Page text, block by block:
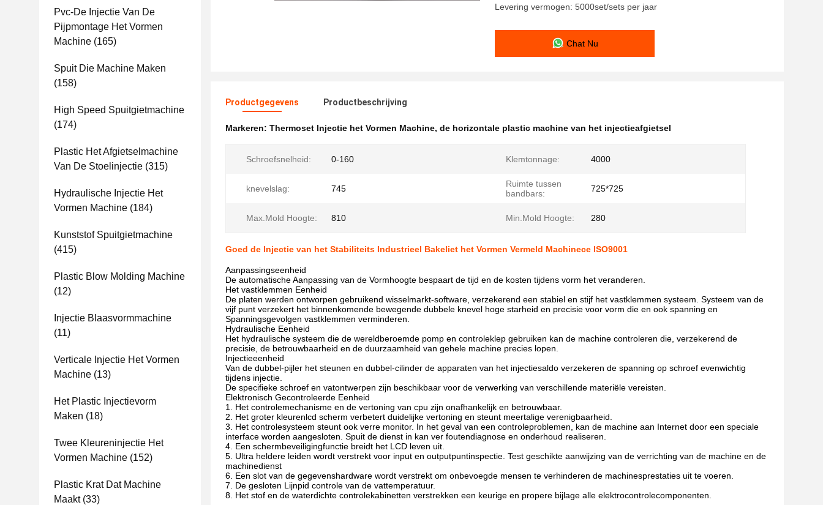
Pvc-De Injectie Van De
Pijpmontage Het Vormen
Machine (165)
Spuit Die Machine Maken
(158)
High Speed ​​spuitgietmachine
(174)
Plastic Het Afgietselmachine
Van De Stoelinjectie (315)
Hydraulische Injectie Het
Vormen Machine (184)
Kunststof Spuitgietmachine
(415)
Plastic Blow Molding Machine
(12)
Injectie Blaasvormmachine
(11)
Verticale Injectie Het Vormen
Machine (13)
Het Plastic Injectievorm
Maken (18)
Twee Kleureninjectie Het
Vormen Machine (152)
Plastic Krat Dat Machine
Maakt(33)
Levering vermogen: 5000set/sets per jaar
Chat Nu
Productgegevens Productbeschrijving
Markeren: Thermoset Injectie het Vormen Machine, de horizontale plastic machine van het injectieafgietsel
Schroefsnelheid: 0-160 Klemtonnage: 4000
knevelslag: 745
Ruimte tussen
bandbars:
725*725
Max.Mold Hoogte: 810 Min.Mold Hoogte: 280
Goed de Injectie van het Stabiliteits Industrieel Bakeliet het Vormen Vermeld Machinece ISO9001
Aanpassingseenheid
De automatische Aanpassing van de Vormhoogte bespaart de tijd en de kosten tijdens vorm het veranderen.
Het vastklemmen Eenheid
De platen werden ontworpen gebruikend wisselmarkt-software, verzekerend een stabiel en stijf het vastklemmen systeem. Systeem van de
vijf punt verzekert het binnenkomende bewegende dubbele knevel hoge starheid en precisie voor vorm die en ook spanning en
Spanningsgevolgen vastklemmen verminderen.
Hydraulische Eenheid
Het hydraulische systeem die de wereldberoemde pomp en controleklep gebruiken kan de machine controleren die, verzekerend de
precisie, de betrouwbaarheid en de duurzaamheid van gehele machine precies lopen.
Injectieeenheid
Van de dubbel-pijler het steunen en dubbel-cilinder de apparaten van het injectiesaldo verzekeren de spanning op schroef evenwichtig
tijdens injectie.
De specifieke schroef en vatontwerpen zijn beschikbaar voor de verwerking van verschillende materiële vereisten.
Elektronisch Gecontroleerde Eenheid
1. Het controlemechanisme en de vertoning van cpu zijn onafhankelijk en betrouwbaar.
2. Het groter kleurenlcd scherm verbetert duidelijke vertoning en steunt meertalige verenigbaarheid.
3. Het controlesysteem steunt ook verre monitor. In het geval van een controleproblemen, kan de machine aan Internet door een speciale
interface worden aangesloten. Spuit de dienst in kan ver foutendiagnose en onderhoud realiseren.
4. Een schermbeveiligingfunctie breidt het LCD leven uit.
5. Ultra heldere leiden wordt verstrekt voor input en outputpuntinspectie. Test geschikte aanwijzing van de verrichting van de machine en de
machinedienst
6. Een slot van de gegevenshardware wordt verstrekt om onbevoegde mensen te verhinderen de machinesprestaties uit te voeren.
7. De gesloten Lijnpid controle van de vattemperatuur.
8. Het stof en de waterdichte controlekabinetten verstrekken een keurige en propere bijlage alle elektrocontrolecomponenten.